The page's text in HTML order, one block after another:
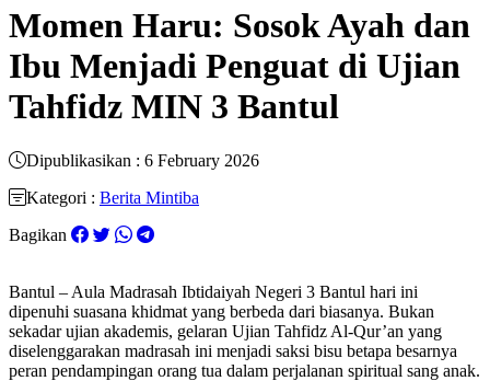
Momen Haru: Sosok Ayah dan
Ibu Menjadi Penguat di Ujian
Tahfidz MIN 3 Bantul
Dipublikasikan : 6 February 2026
Kategori : Berita Mintiba
Bagikan
Bantul – Aula Madrasah Ibtidaiyah Negeri 3 Bantul hari ini
dipenuhi suasana khidmat yang berbeda dari biasanya. Bukan
sekadar ujian akademis, gelaran Ujian Tahfidz Al-Qur’an yang
diselenggarakan madrasah ini menjadi saksi bisu betapa besarnya
peran pendampingan orang tua dalam perjalanan spiritual sang anak.